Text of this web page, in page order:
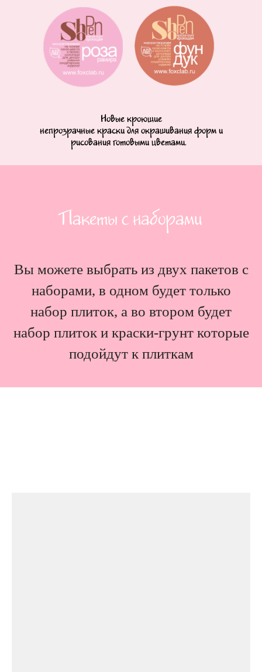
Новые кроющие
непрозрачные краски для окрашивания форм и
рисования готовыми цветами.
Пакеты с наборами
Вы можете выбрать из двух пакетов с
наборами, в одном будет только
набор плиток, а во втором будет
набор плиток и краски-грунт которые
подойдут к плиткам